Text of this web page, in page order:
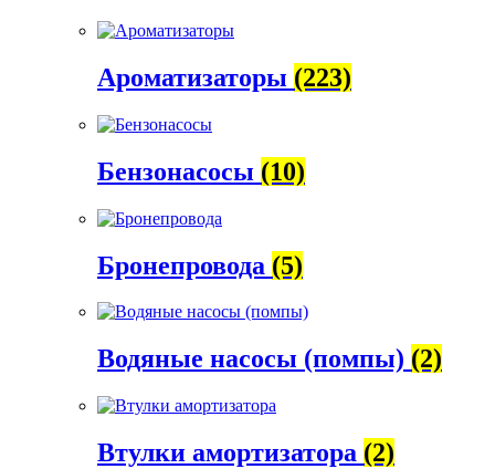
Ароматизаторы (223)
Бензонасосы (10)
Бронепровода (5)
Водяные насосы (помпы) (2)
Втулки амортизатора (2)